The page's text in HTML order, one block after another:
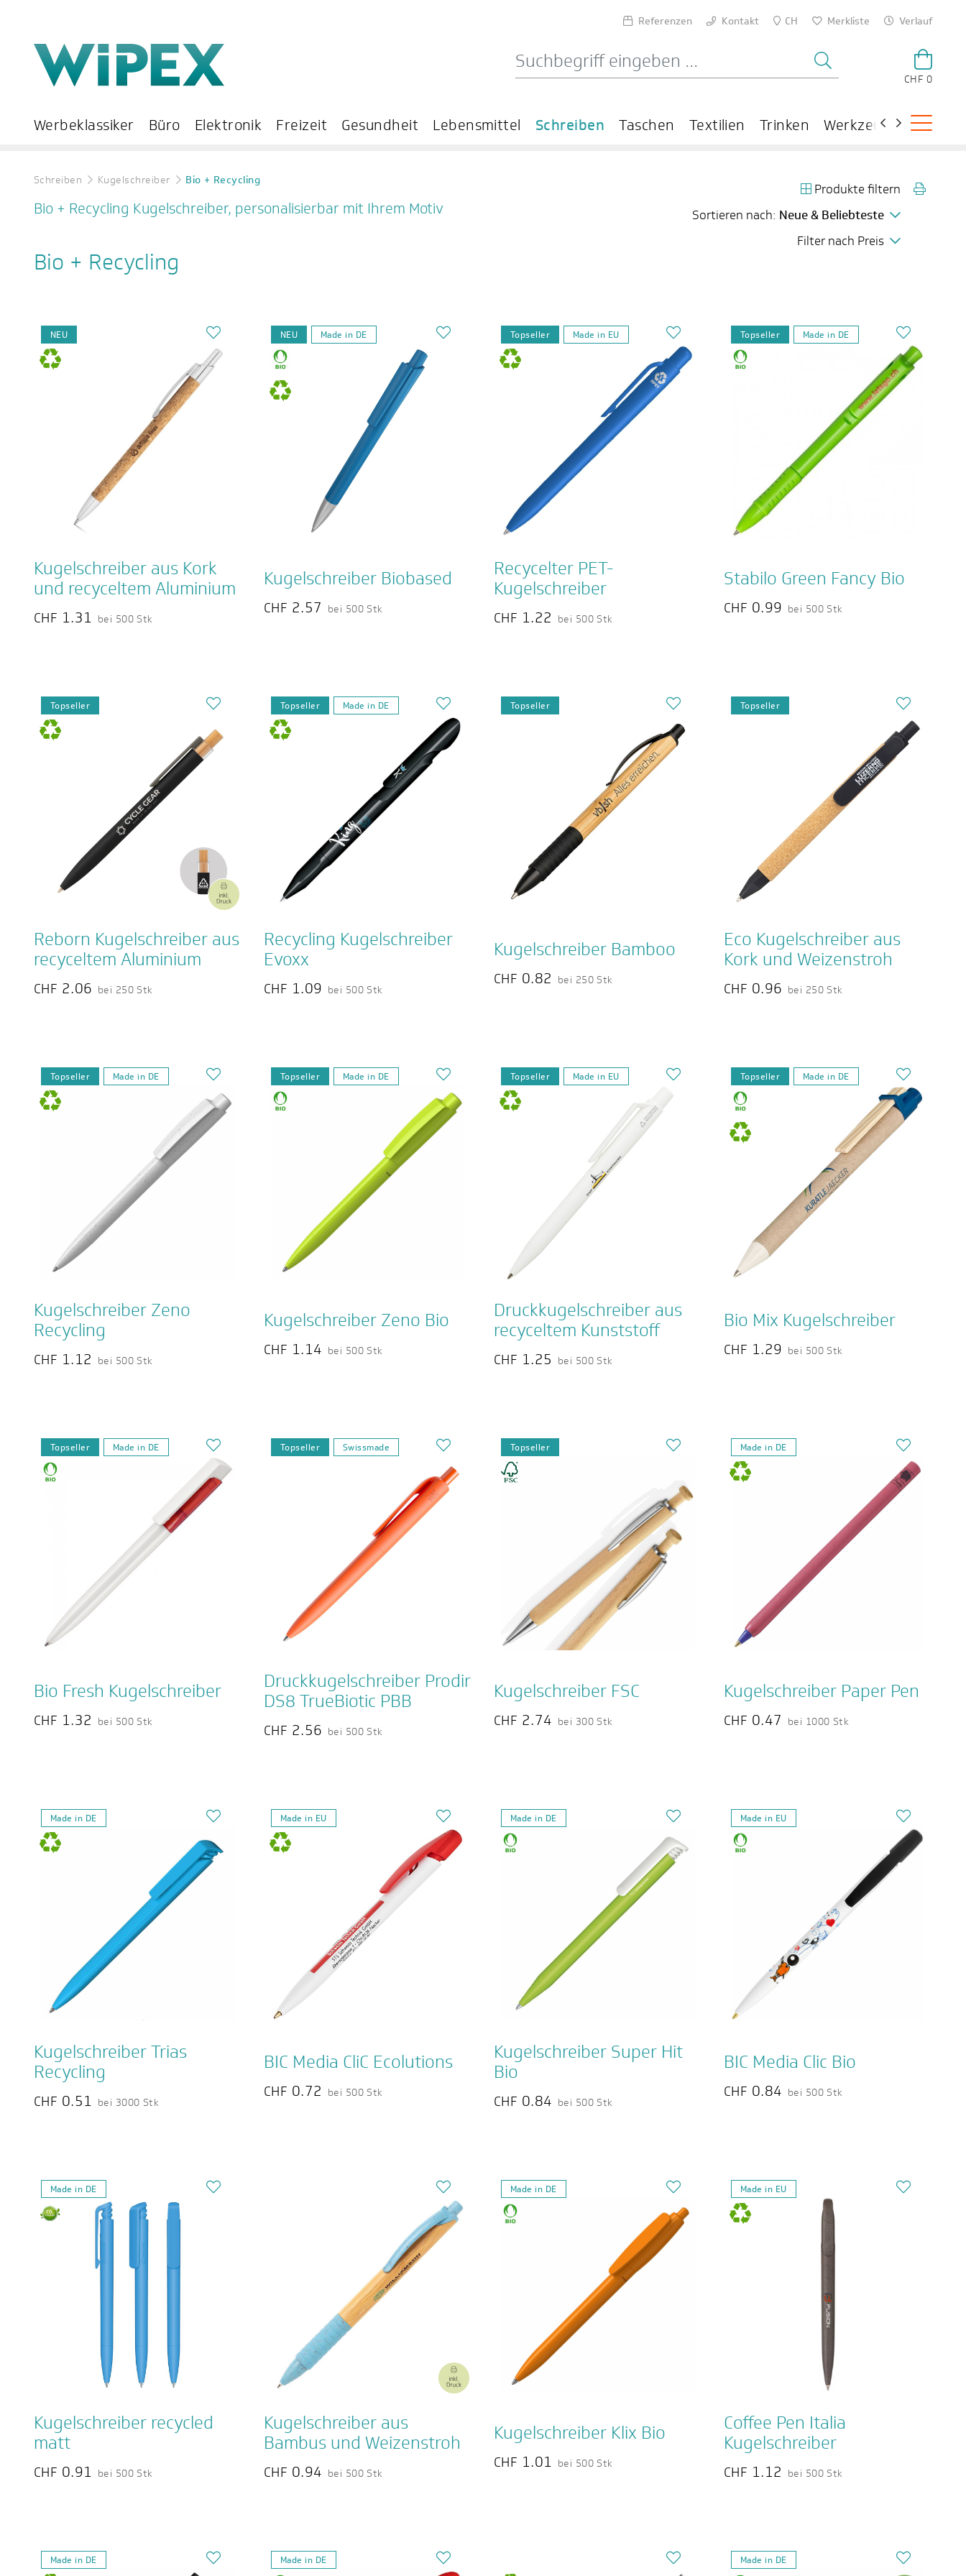
Referenzen Kontakt CH Merkliste Verlauf
CHF 0
Werbeklassiker Büro Elektronik Freizeit Gesundheit Lebensmittel Schreiben Taschen Textilien Trinken Werkzeuge
Schreiben Kugelschreiber Bio + Recycling
Bio + Recycling Kugelschreiber, personalisierbar mit Ihrem Motiv
Bio + Recycling
Produkte filtern
Sortieren nach: Neue & Beliebteste
Filter nach Preis
NEU
Kugelschreiber aus Kork
und recyceltem Aluminium
CHF 1.31 bei 500 Stk
NEU Made in DE
Kugelschreiber Biobased
CHF 2.57 bei 500 Stk
Topseller Made in EU
Recycelter PET-
Kugelschreiber
CHF 1.22 bei 500 Stk
Topseller Made in DE
Stabilo Green Fancy Bio
CHF 0.99 bei 500 Stk
Topseller
Reborn Kugelschreiber aus
recyceltem Aluminium
CHF 2.06 bei 250 Stk
Topseller Made in DE
Recycling Kugelschreiber
Evoxx
CHF 1.09 bei 500 Stk
Topseller
Kugelschreiber Bamboo
CHF 0.82 bei 250 Stk
Topseller
Eco Kugelschreiber aus
Kork und Weizenstroh
CHF 0.96 bei 250 Stk
Topseller Made in DE
Kugelschreiber Zeno
Recycling
CHF 1.12 bei 500 Stk
Topseller Made in DE
Kugelschreiber Zeno Bio
CHF 1.14 bei 500 Stk
Topseller Made in EU
Druckkugelschreiber aus
recyceltem Kunststoff
CHF 1.25 bei 500 Stk
Topseller Made in DE
Bio Mix Kugelschreiber
CHF 1.29 bei 500 Stk
Topseller Made in DE
Bio Fresh Kugelschreiber
CHF 1.32 bei 500 Stk
Topseller Swissmade
Druckkugelschreiber Prodir
DS8 TrueBiotic PBB
CHF 2.56 bei 500 Stk
Topseller
Kugelschreiber FSC
CHF 2.74 bei 300 Stk
Made in DE
Kugelschreiber Paper Pen
CHF 0.47 bei 1000 Stk
Made in DE
Kugelschreiber Trias
Recycling
CHF 0.51 bei 3000 Stk
Made in EU
BIC Media CliC Ecolutions
CHF 0.72 bei 500 Stk
Made in DE
Kugelschreiber Super Hit
Bio
CHF 0.84 bei 500 Stk
Made in EU
BIC Media Clic Bio
CHF 0.84 bei 500 Stk
Made in DE
Kugelschreiber recycled
matt
CHF 0.91 bei 500 Stk
Kugelschreiber aus
Bambus und Weizenstroh
CHF 0.94 bei 500 Stk
Made in DE
Kugelschreiber Klix Bio
CHF 1.01 bei 500 Stk
Made in EU
Coffee Pen Italia
Kugelschreiber
CHF 1.12 bei 500 Stk
Made in DE Made in DE Made in DE